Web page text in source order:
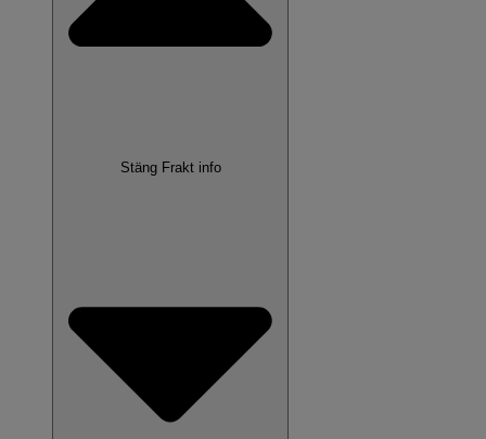
Stäng Frakt info